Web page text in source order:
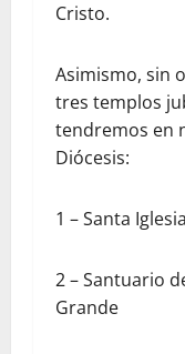
Cristo.
Asimismo, sin
tres templos
tendremos en
Diócesis:
1 – Santa
2 – Santuario
Grande